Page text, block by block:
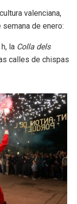
valenciana,
de enero:
la Colla dels
calles de chispas